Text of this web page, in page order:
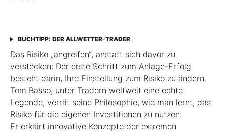
BUCHTIPP: DER ALLWETTER-TRADER
Das Risiko „angreifen“, anstatt sich davor zu
verstecken: Der erste Schritt zum Anlage-Erfolg
besteht darin, Ihre Einstellung zum Risiko zu ändern.
Tom Basso, unter Tradern weltweit eine echte
Legende, verrät seine Philosophie, wie man lernt, das
Risiko für die eigenen Investitionen zu nutzen.
Er erklärt innovative Konzepte der extremen